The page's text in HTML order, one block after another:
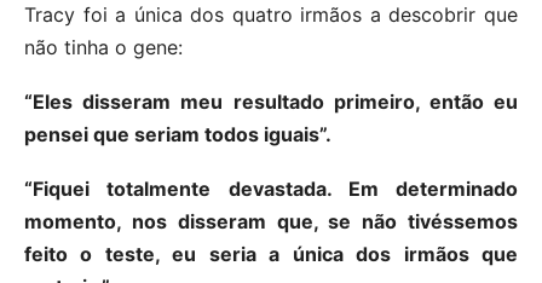
Tracy foi a única dos quatro irmãos a descobrir que
não tinha o gene:
“Eles disseram meu resultado primeiro, então eu
pensei que seriam todos iguais”.
“Fiquei totalmente devastada. Em determinado
momento, nos disseram que, se não tivéssemos
feito o teste, eu seria a única dos irmãos que